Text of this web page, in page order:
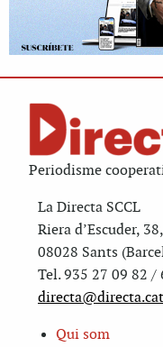
Periodisme
La Directa SCCL
Riera d’Escuder,
08028 Sants
Tel. 935 27 09 82 /
directa@directa.cat
Qui som